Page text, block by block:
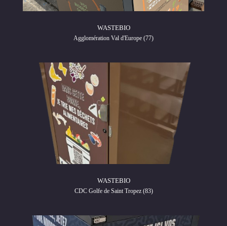
WASTEBIO
Agglomération Val d'Europe (77)
WASTEBIO
CDC Golfe de Saint Tropez (83)